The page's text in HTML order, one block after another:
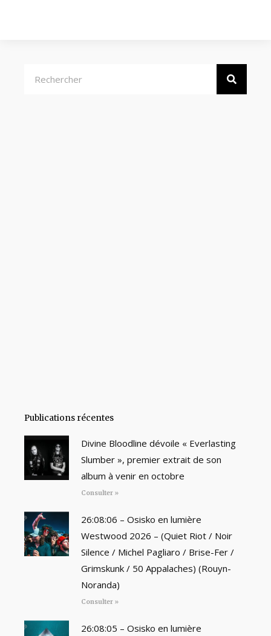
Publications récentes
Divine Bloodline dévoile « Everlasting
Slumber », premier extrait de son
album à venir en octobre
Consulter »
26:08:06 – Osisko en lumière
Westwood 2026 – (Quiet Riot / Noir
Silence / Michel Pagliaro / Brise-Fer /
Grimskunk / 50 Appalaches) (Rouyn-
Noranda)
Consulter »
26:08:05 – Osisko en lumière